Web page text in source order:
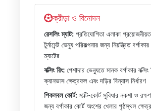
ক্রীড়া ও বিনোদন
রেসলিং ম্যাট: প্রতিযোগিতা এলাকা
টুর্নামেন্ট ভেন্যু পরিকল্পনার জন্য নিয়ন্ত্রিত
ম্যাটের
বক্সিং রিং: পেশাদার ভেন্যুতে মানক বর্গাকার
ক্যানভাস ক্ষেত্রফল এবং দড়ির বিন্যাস নির্ধারণ
পিকলবল কোর্ট: মাল্টি-কোর্ট সুবিধার নকশা ও
জন্য বর্গাকার কোর্ট অংশের খেলার পৃষ্ঠস্থল